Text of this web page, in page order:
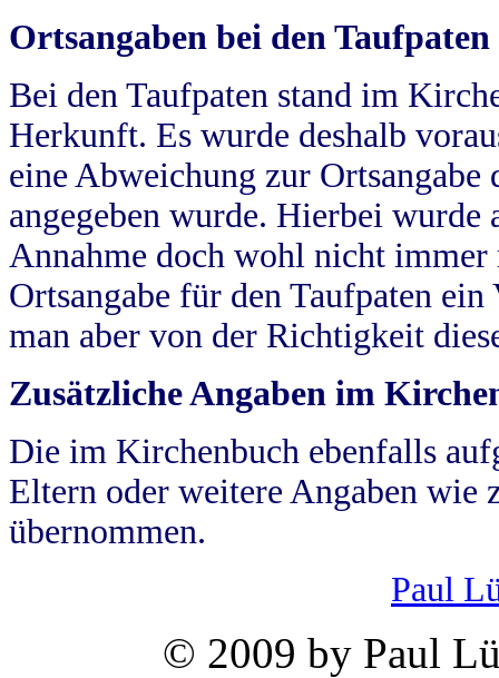
Ortsangaben bei den Taufpaten
Bei den Taufpaten stand im
Herkunft. Es wurde deshalb
eine Abweichung zur
angegeben wurde. Hierbei wurde
Annahme doch wohl nicht
Ortsangabe für den Taufpaten
man aber von der Richtigkeit
Zusätzliche Angaben im
Die im Kirchenbuch ebenfalls
Eltern oder weitere Angaben wie
übernommen.
Paul
© 2009 by Paul